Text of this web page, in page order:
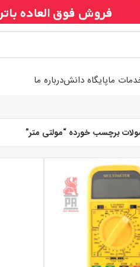
ماپایگاه دانشدرباره ما
برچسب خورده “مولتی متر”